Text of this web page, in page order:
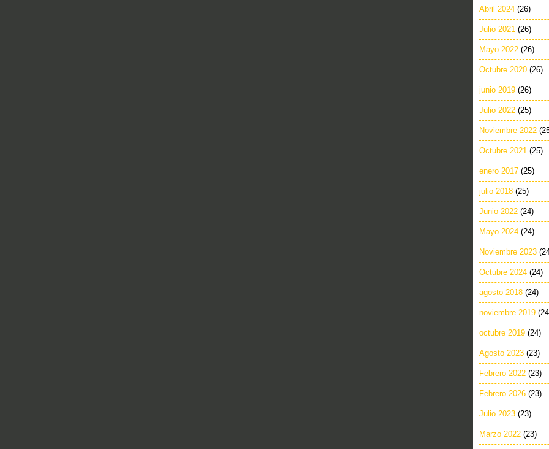
Abril 2024 (26)
Julio 2021 (26)
Mayo 2022 (26)
Octubre 2020 (26)
junio 2019 (26)
Julio 2022 (25)
Noviembre 2022
Octubre 2021 (25)
enero 2017 (25)
julio 2018 (25)
Junio 2022 (24)
Mayo 2024 (24)
Noviembre 2023
Octubre 2024 (24)
agosto 2018 (24)
noviembre 2019
octubre 2019 (24)
Agosto 2023 (23)
Febrero 2022 (23)
Febrero 2026 (23)
Julio 2023 (23)
Marzo 2022 (23)